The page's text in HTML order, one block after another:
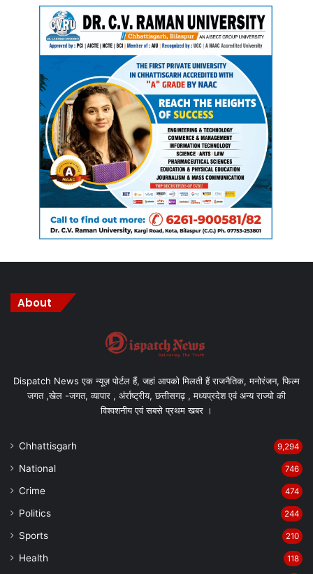
About
Dispatch News एक न्यूज़ पोर्टल हैं, जहां आपको मिलती हैं राजनैतिक, मनोरंजन, फिल्म
जगत ,खेल -जगत, व्यापार , अंर्राष्ट्रीय, छत्तीसगढ़ , मध्यप्रदेश एवं अन्य राज्यो की
विश्वशनीय एवं सबसे प्रथम खबर ।
Chhattisgarh 9,294
National 746
Crime 474
Politics 244
Sports 210
Health 118